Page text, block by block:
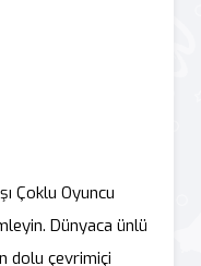
Çoklu Oyuncu
Dünyaca ünlü
dolu çevrimiçi